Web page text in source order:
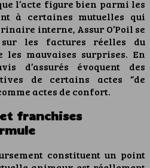
l’acte figure bien parmi les
à certaines mutuelles qui
interne, Assur O’Poil se
sur les factures réelles du
mauvaises surprises. En
d’assurés évoquent des
de certains actes “de
actes de confort.
franchises
constituent un point